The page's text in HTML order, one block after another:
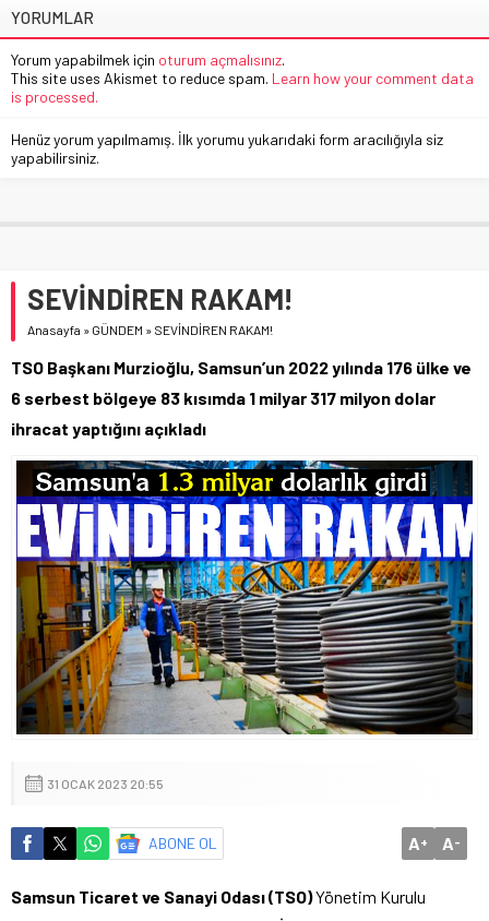
YORUMLAR
Yorum yapabilmek için oturum açmalısınız.
This site uses Akismet to reduce spam. Learn how your comment data
is processed.
Henüz yorum yapılmamış. İlk yorumu yukarıdaki form aracılığıyla siz
yapabilirsiniz.
SEVİNDİREN RAKAM!
Anasayfa » GÜNDEM » SEVİNDİREN RAKAM!
TSO Başkanı Murzioğlu, Samsun’un 2022 yılında 176 ülke ve
6 serbest bölgeye 83 kısımda 1 milyar 317 milyon dolar
ihracat yaptığını açıkladı
31 OCAK 2023 20:55
ABONE OL A+ A-
Samsun Ticaret ve Sanayi Odası (TSO)Yönetim Kurulu